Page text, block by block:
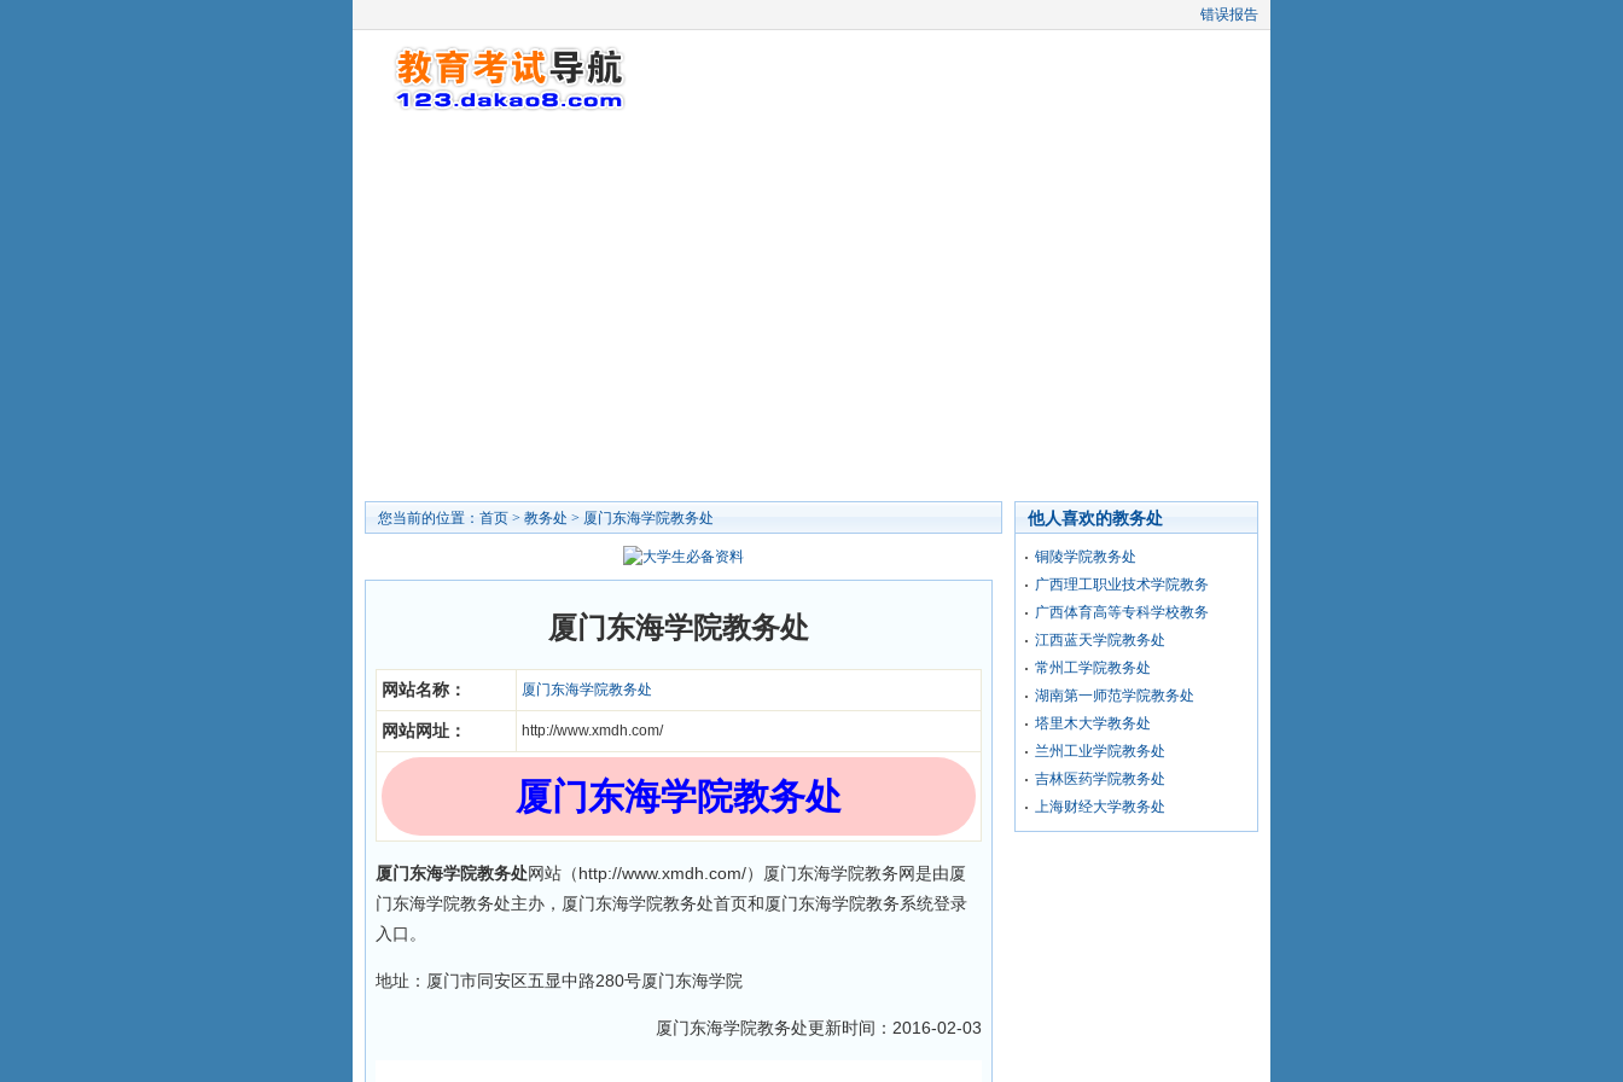
错误报告
您当前的位置： 首页 > 教务处 > 厦门东海学院教务处
厦门东海学院教务处
网站名称： 厦门东海学院教务处
网站网址： http://www.xmdh.com/
厦门东海学院教务处
厦门东海学院教务处网站（http://www.xmdh.com/）厦门东海学院教务网是由厦
门东海学院教务处主办，厦门东海学院教务处首页和厦门东海学院教务系统登录
入口。
地址：厦门市同安区五显中路280号厦门东海学院
厦门东海学院教务处更新时间：2016-02-03
他人喜欢的教务处
铜陵学院教务处
广西理工职业技术学院教务
广西体育高等专科学校教务
江西蓝天学院教务处
常州工学院教务处
湖南第一师范学院教务处
塔里木大学教务处
兰州工业学院教务处
吉林医药学院教务处
上海财经大学教务处